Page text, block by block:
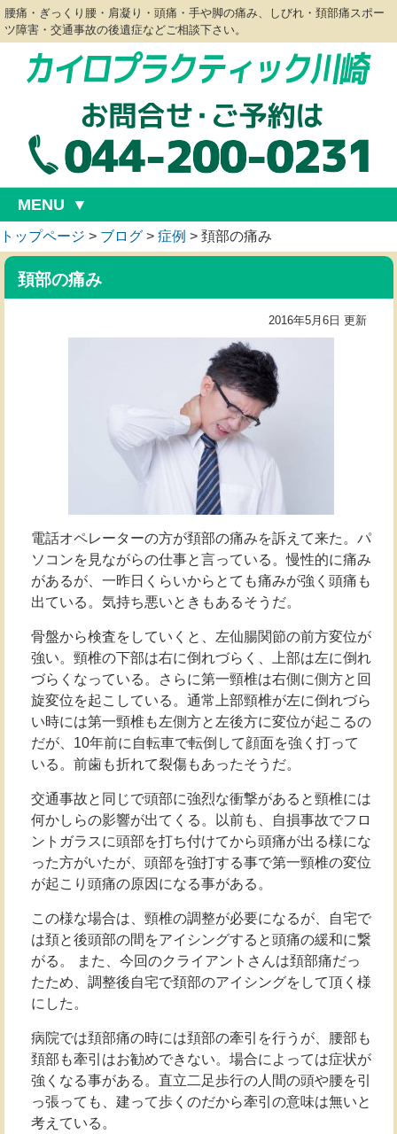
腰痛・ぎっくり腰・肩凝り・頭痛・手や脚の痛み、しびれ・頚部痛スポー
ツ障害・交通事故の後遺症などご相談下さい。
MENU
トップページ > ブログ > 症例 > 頚部の痛み
頚部の痛み
2016年5月6日 更新
電話オペレーターの方が頚部の痛みを訴えて来た。パ
ソコンを見ながらの仕事と言っている。慢性的に痛み
があるが、一昨日くらいからとても痛みが強く頭痛も
出ている。気持ち悪いときもあるそうだ。
骨盤から検査をしていくと、左仙腸関節の前方変位が
強い。頸椎の下部は右に倒れづらく、上部は左に倒れ
づらくなっている。さらに第一頸椎は右側に側方と回
旋変位を起こしている。通常上部頸椎が左に倒れづら
い時には第一頸椎も左側方と左後方に変位が起こるの
だが、10年前に自転車で転倒して顔面を強く打って
いる。前歯も折れて裂傷もあったそうだ。
交通事故と同じで頭部に強烈な衝撃があると頸椎には
何かしらの影響が出てくる。以前も、自損事故でフロ
ントガラスに頭部を打ち付けてから頭痛が出る様にな
った方がいたが、頭部を強打する事で第一頸椎の変位
が起こり頭痛の原因になる事がある。
この様な場合は、頸椎の調整が必要になるが、自宅で
は頚と後頭部の間をアイシングすると頭痛の緩和に繋
がる。 また、今回のクライアントさんは頚部痛だっ
たため、調整後自宅で頚部のアイシングをして頂く様
にした。
病院では頚部痛の時には頚部の牽引を行うが、腰部も
頚部も牽引はお勧めできない。場合によっては症状が
強くなる事がある。直立二足歩行の人間の頭や腰を引
っ張っても、建って歩くのだから牽引の意味は無いと
考えている。